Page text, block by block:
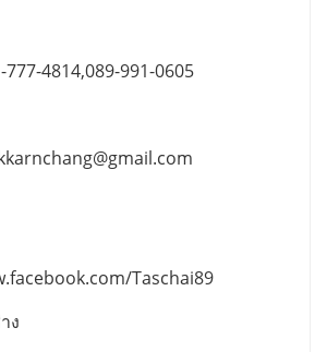
777-4814,089-991-0605
Taschai89
ง